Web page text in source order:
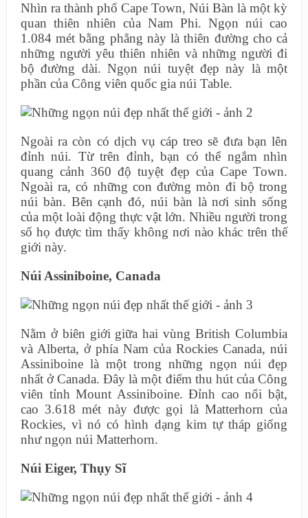
Nhìn ra thành phố Cape Town, Núi Bàn là một kỳ
quan thiên nhiên của Nam Phi. Ngọn núi cao
1.084 mét bằng phẳng này là thiên đường cho cả
những người yêu thiên nhiên và những người đi
bộ đường dài. Ngọn núi tuyệt đẹp này là một
phần của Công viên quốc gia núi Table.
Ngoài ra còn có dịch vụ cáp treo sẽ đưa bạn lên
đỉnh núi. Từ trên đỉnh, bạn có thể ngắm nhìn
quang cảnh 360 độ tuyệt đẹp của Cape Town.
Ngoài ra, có những con đường mòn đi bộ trong
núi bàn. Bên cạnh đó, núi bàn là nơi sinh sống
của một loài động thực vật lớn. Nhiều người trong
số họ được tìm thấy không nơi nào khác trên thế
giới này.
Núi Assiniboine, Canada
Nằm ở biên giới giữa hai vùng British Columbia
và Alberta, ở phía Nam của Rockies Canada, núi
Assiniboine là một trong những ngọn núi đẹp
nhất ở Canada. Đây là một điểm thu hút của Công
viên tỉnh Mount Assiniboine. Đỉnh cao nổi bật,
cao 3.618 mét này được gọi là Matterhorn của
Rockies, vì nó có hình dạng kim tự tháp giống
như ngọn núi Matterhorn.
Núi Eiger, Thụy Sĩ